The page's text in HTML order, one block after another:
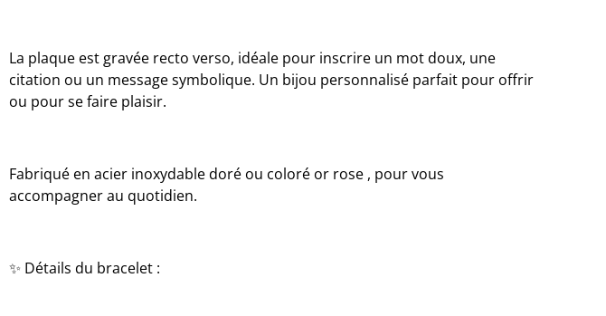
La plaque est gravée recto verso, idéale pour inscrire un mot doux, une
citation ou un message symbolique. Un bijou personnalisé parfait pour offrir
ou pour se faire plaisir.
Fabriqué en acier inoxydable doré ou coloré or rose , pour vous
accompagner au quotidien.
✨ Détails du bracelet :